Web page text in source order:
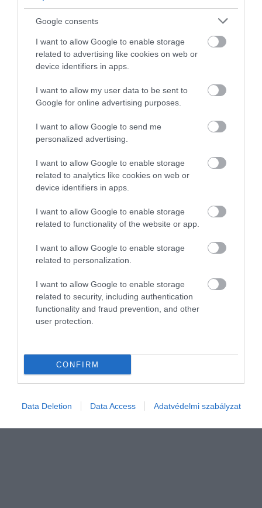
Google consents
I want to allow Google to enable storage
related to advertising like cookies on web or
device identifiers in apps.
I want to allow my user data to be sent to
Google for online advertising purposes.
I want to allow Google to send me
personalized advertising.
I want to allow Google to enable storage
related to analytics like cookies on web or
device identifiers in apps.
I want to allow Google to enable storage
related to functionality of the website or app.
I want to allow Google to enable storage
related to personalization.
I want to allow Google to enable storage
related to security, including authentication
functionality and fraud prevention, and other
user protection.
CONFIRM
Data Deletion Data Access Adatvédelmi szabályzat
Így forgatja fel az MI az egészségügyet
A mesterséges intelligencia (MI) csendben beköltözött az orvosi
képesek kiszűrni…